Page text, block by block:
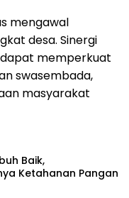
mengawal
desa. Sinergi
memperkuat
swasembada,
masyarakat
Baik,
Ketahanan Pangan